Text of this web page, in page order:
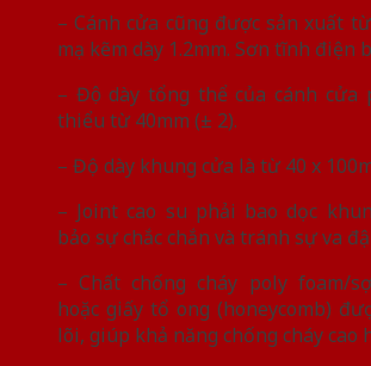
– Cánh cửa cũng được sản xuất
mạ kẽm dày 1.2mm. Sơn tĩnh điện
– Độ dày tổng thể của cánh cửa
thiểu từ 40mm (± 2).
– Độ dày khung cửa là từ 40 x
– Joint cao su phải bao dọc
bảo sự chắc chắn và tránh sự va
– Chất chống cháy poly foam/
hoặc giấy tổ ong (honeycomb)
lõi, giúp khả năng chống cháy cao